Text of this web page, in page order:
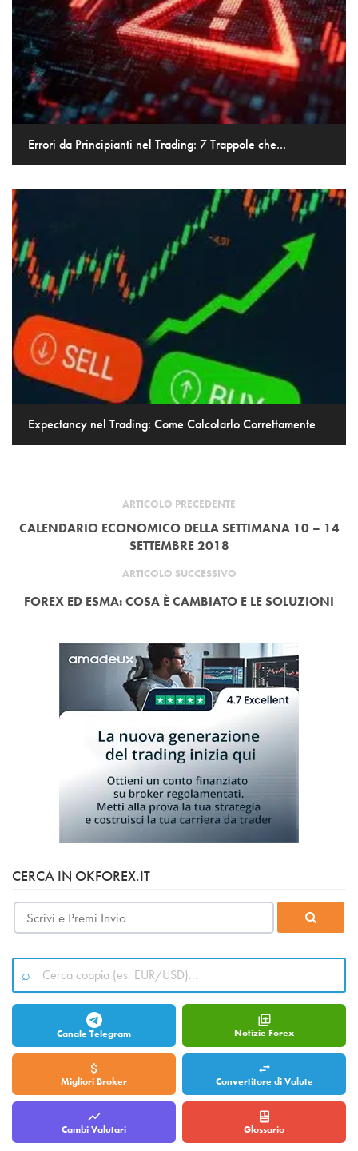
Errori da Principianti nel Trading: 7 Trappole che...
Expectancy nel Trading: Come Calcolarlo Correttamente
ARTICOLO PRECEDENTE
CALENDARIO ECONOMICO DELLA SETTIMANA 10 – 14
SETTEMBRE 2018
ARTICOLO SUCCESSIVO
FOREX ED ESMA: COSA È CAMBIATO E LE SOLUZIONI
CERCA IN OKFOREX.IT
Canale Telegram Notizie Forex
Migliori Broker Convertitore di Valute
Cambi Valutari Glossario